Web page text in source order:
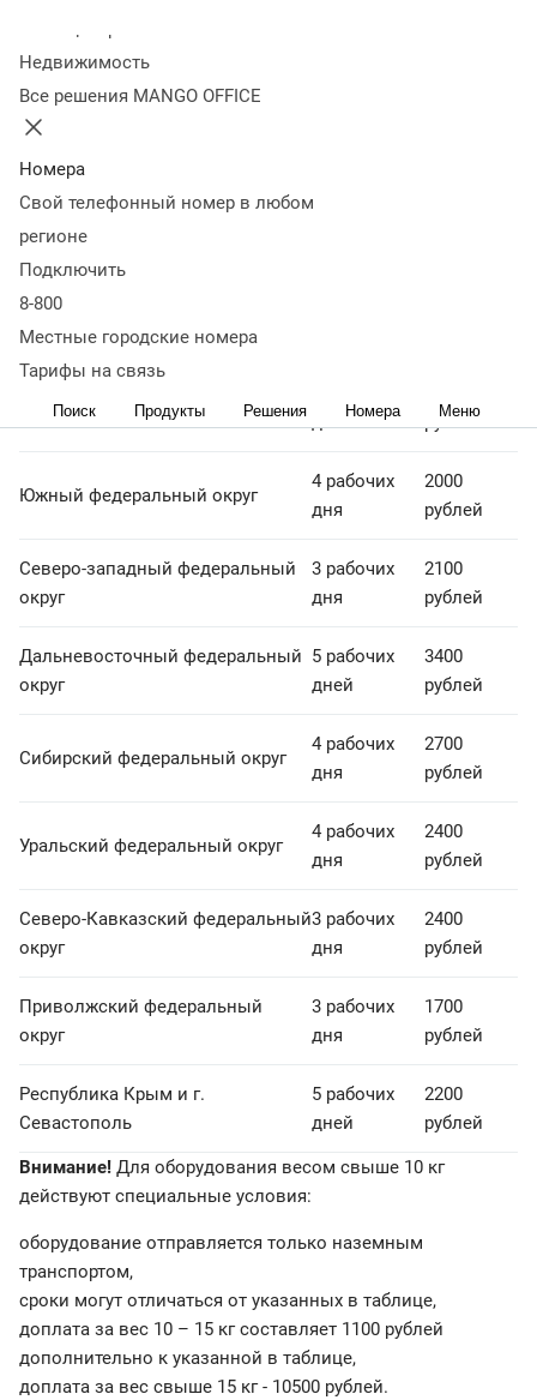
Недвижимость
Все решения MANGO OFFICE
Номера
Свой телефонный номер в любом
регионе
Подключить
8-800
Местные городские номера
Тарифы на связь
Поиск Продукты Решения Номера Меню
помощью курьерских эксресс-служб и транспортных
компаний. Компания Манго Телеком сотрудничает с
ведущими операторами на рынке экспресс-доставки. Это
позволяет нам и вам быть уверенным в быстром
получении исправного оборудования.
Регион
Центральный федеральный округ
дня
рублей
Южный федеральный округ
4 рабочих
дня
2000
рублей
Северо-западный федеральный
округ
3 рабочих
дня
2100
рублей
Дальневосточный федеральный
округ
5 рабочих
дней
3400
рублей
Сибирский федеральный округ
4 рабочих
дня
2700
рублей
Уральский федеральный округ
4 рабочих
дня
2400
рублей
Северо-Кавказский федеральный
округ
3 рабочих
дня
2400
рублей
Приволжский федеральный
округ
3 рабочих
дня
1700
рублей
Республика Крым и г.
Севастополь
5 рабочих
дней
2200
рублей
Внимание! Для оборудования весом свыше 10 кг
действуют специальные условия:
оборудование отправляется только наземным
транспортом,
сроки могут отличаться от указанных в таблице,
доплата за вес 10 – 15 кг составляет 1100 рублей
дополнительно к указанной в таблице,
доплата за вес свыше 15 кг - 10500 рублей.